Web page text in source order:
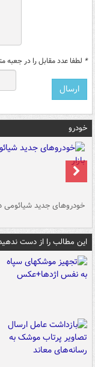
* لطفا عدد مقابل را در جعبه
خودرو
خودروهای جدید شیائومی در
این مطالب را از دست